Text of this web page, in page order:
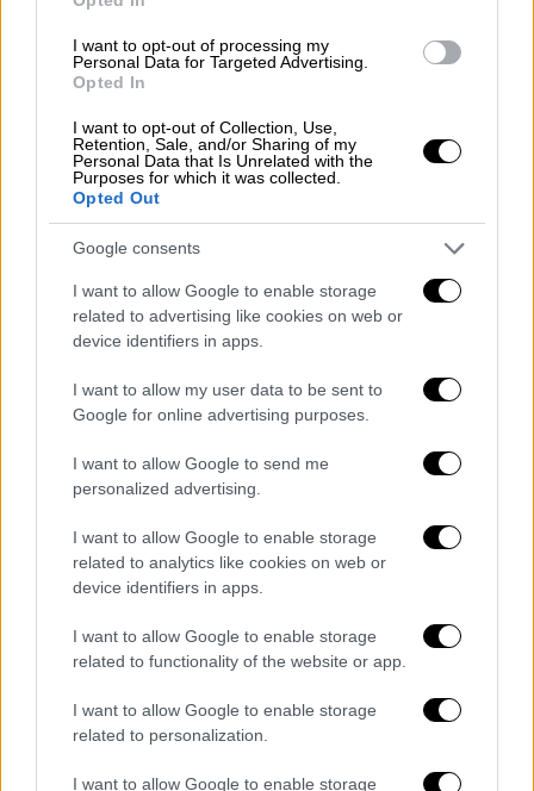
I want to opt-out of processing my
Personal Data for Targeted Advertising.
Opted In
I want to opt-out of Collection, Use,
Retention, Sale, and/or Sharing of my
Personal Data that Is Unrelated with the
Purposes for which it was collected.
Opted Out
Google consents
I want to allow Google to enable storage
related to advertising like cookies on web or
device identifiers in apps.
I want to allow my user data to be sent to
Google for online advertising purposes.
I want to allow Google to send me
personalized advertising.
I want to allow Google to enable storage
related to analytics like cookies on web or
device identifiers in apps.
I want to allow Google to enable storage
related to functionality of the website or app.
I want to allow Google to enable storage
related to personalization.
I want to allow Google to enable storage
Ο Έλληνας πρωθυπουργός «ζητά επενδύσεις
και όχι χάρες», είναι ο τίτλος
δημοσιεύματος του περιοδικού Der Spiegel,
στο οποίο επισημαίνεται ότι ο Κυριάκος
Μητσοτάκης εμφανίστηκε στο Βερολίνο ως
μεταρρυθμιστής και «προς το παρόν δεν
θέλει να ζητήσει χαλάρωση των μέτρων
λιτότητας». «Για την 'Αγγελα Μέρκελ μια νέα
εμπειρία: ο Κυριάκος Μητσοτάκης είναι ο
πρώτος Έλληνας πρωθυπουργός από την
αρχή της κρίσης ο οποίος σε επίσκεψή του
στο Βερολίνο δεν ζητά βοήθεια από την
Καγκελάριο. Το μήνυμα, το οποίο βγαίνει από
το στρατόπεδο του προσφάτως εκλεγμένου
ενδεικτικό μιας νέας αυτοπεποίθησης στην
Αθήνα», γράφει το περιοδικό.
Σε μια «εμφανή προσπάθεια να μην
εστιάσουν στις δυσκολίες του παρελθόντος,
αναφέρεται σχολιάζοντας την εμφάνιση των
δύο ηετών η Deutsche Welle.
Τα γερμανικά ΜΜΕ στο σύνολό τους